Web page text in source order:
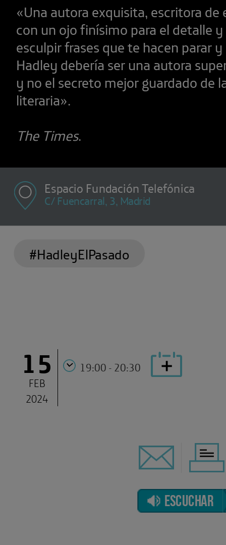
«Una autora exquisita, escritora de
con un ojo finísimo para el detalle
esculpir frases que te hacen parar
Hadley debería ser una autora
y no el secreto mejor guardado de
literaria».
The Times.
Espacio Fundación Telefónica
C/ Fuencarral, 3, Madrid
#HadleyElPasado
15
FEB
2024
19:00 - 20:30
ESCUCHAR